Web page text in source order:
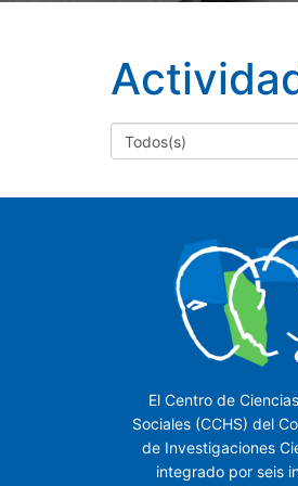
El Centro de
Sociales (CCHS) del
de Investigaciones
integrado por seis